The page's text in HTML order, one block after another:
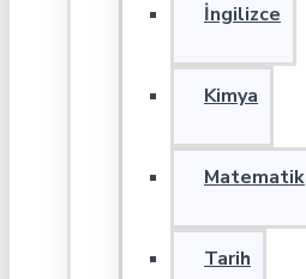
İngilizce
Kimya
Matematik
Tarih